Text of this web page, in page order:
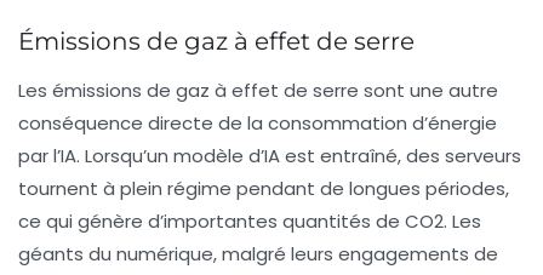
Émissions de gaz à effet de serre
Les émissions de gaz à effet de serre sont une autre
conséquence directe de la consommation d’énergie
par l’IA. Lorsqu’un modèle d’IA est entraîné, des serveurs
tournent à plein régime pendant de longues périodes,
ce qui génère d’importantes quantités de CO2. Les
géants du numérique, malgré leurs engagements de